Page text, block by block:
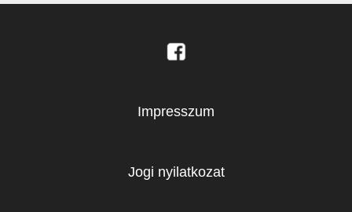
Impresszum
Jogi nyilatkozat